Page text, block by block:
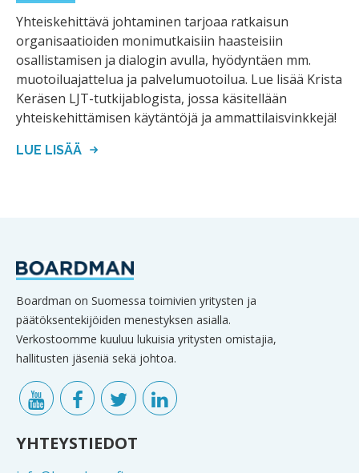
Yhteiskehittävä johtaminen tarjoaa ratkaisun
organisaatioiden monimutkaisiin haasteisiin
osallistamisen ja dialogin avulla, hyödyntäen mm.
muotoiluajattelua ja palvelumuotoilua. Lue lisää Krista
Keräsen LJT-tutkijablogista, jossa käsitellään
yhteiskehittämisen käytäntöjä ja ammattilaisvinkkejä!
LUE LISÄÄ
Boardman on Suomessa toimivien yritysten ja
päätöksentekijöiden menestyksen asialla.
Verkostoomme kuuluu lukuisia yritysten omistajia,
hallitusten jäseniä sekä johtoa.
YHTEYSTIEDOT